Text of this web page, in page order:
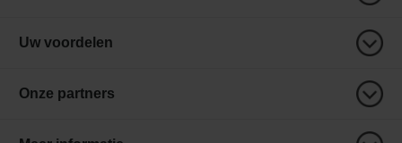
Uw voordelen
Onze partners